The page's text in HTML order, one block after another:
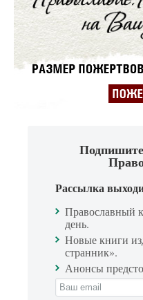
Рассылка
Православный
день.
Новые книги
странник».
Анонсы